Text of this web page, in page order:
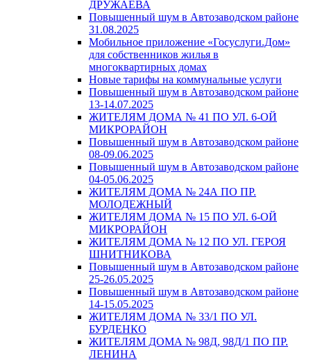
ДРУЖАЕВА
Повышенный шум в Автозаводском районе
31.08.2025
Мобильное приложение «Госуслуги.Дом»
для собственников жилья в
многоквартирных домах
Новые тарифы на коммунальные услуги
Повышенный шум в Автозаводском районе
13-14.07.2025
ЖИТЕЛЯМ ДОМА № 41 ПО УЛ. 6-ОЙ
МИКРОРАЙОН
Повышенный шум в Автозаводском районе
08-09.06.2025
Повышенный шум в Автозаводском районе
04-05.06.2025
ЖИТЕЛЯМ ДОМА № 24А ПО ПР.
МОЛОДЕЖНЫЙ
ЖИТЕЛЯМ ДОМА № 15 ПО УЛ. 6-ОЙ
МИКРОРАЙОН
ЖИТЕЛЯМ ДОМА № 12 ПО УЛ. ГЕРОЯ
ШНИТНИКОВА
Повышенный шум в Автозаводском районе
25-26.05.2025
Повышенный шум в Автозаводском районе
14-15.05.2025
ЖИТЕЛЯМ ДОМА № 33/1 ПО УЛ.
БУРДЕНКО
ЖИТЕЛЯМ ДОМА № 98Д, 98Д/1 ПО ПР.
ЛЕНИНА